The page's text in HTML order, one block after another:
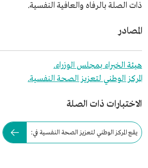
ذات الصلة بالرفاه والعافية النفسية.
المصادر
هيئة الخبراء بمجلس الوزراء.
المركز الوطني لتعزيز الصحة النفسية.
الاختبارات ذات الصلة
يقع المركز الوطني لتعزيز الصحة النفسية في: